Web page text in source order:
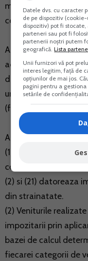
metodei de evitare a
conventia de evitare
Asadar, pentru
acelasi tratament
dividende obtinute
urmand sa declare
(formular 212).
ART. 130 - Venituri
(1) Persoanele fizice
cele care indeplinesc
(2) si (21) datoreaza
din strainatate.
(2) Veniturile
impozitarii prin
bazei de calcul
fiecarei categorii de
Datele dvs. cu caracter
de pe dispozitiv
dispozitiv) pot fi
parteneri sau pot fi
partenerii noștri putem
geografică.Lista
Unii furnizori vă pot
interes legitim, față de
opțiunilor de mai jos.
pagini pentru a
setările de